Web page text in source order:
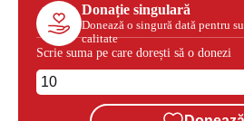
Donație singulară
Donează o singură dată pentru
calitate
Scrie suma pe care dorești să o donezi